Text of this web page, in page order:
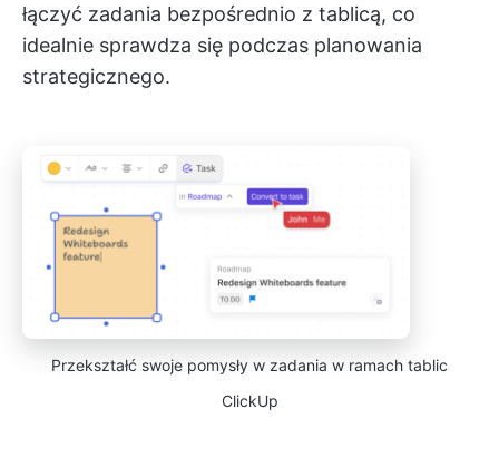
łączyć zadania bezpośrednio z tablicą, co
idealnie sprawdza się podczas planowania
strategicznego.
Przekształć swoje pomysły w zadania w ramach tablic
ClickUp